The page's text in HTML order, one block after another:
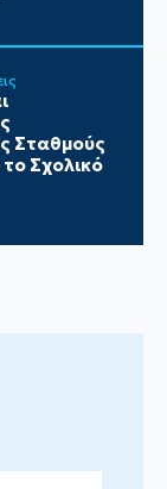
Σταθμούς
Σχολικό